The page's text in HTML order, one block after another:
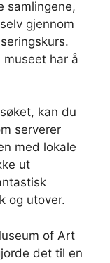
samlingene,
gjennom
har å
kan du
serverer
med lokale
ut
og utover.
of Art
det til en